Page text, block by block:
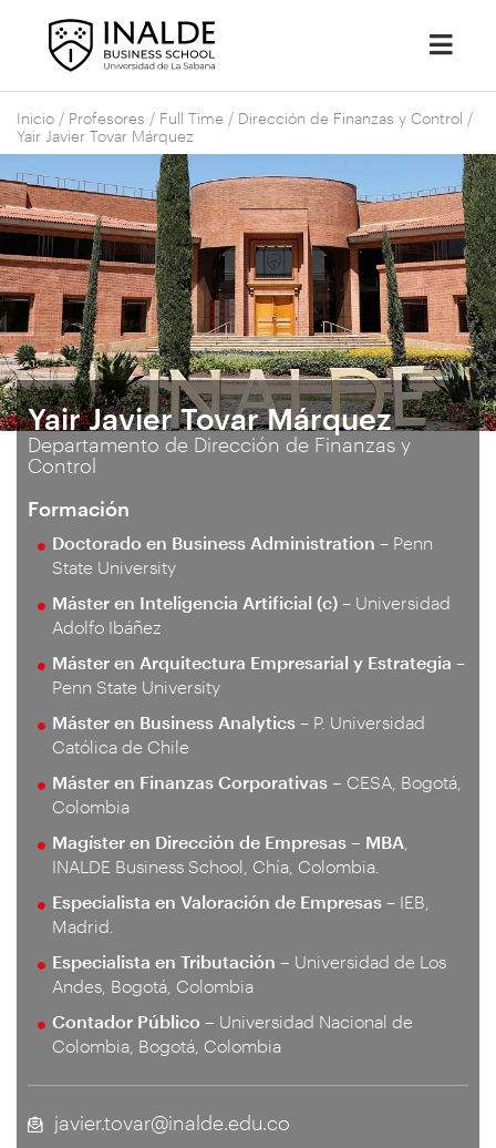
Inicio / Profesores / Full Time / Dirección de Finanzas y Control /
Yair Javier Tovar Márquez
Yair Javier Tovar Márquez
Departamento de Dirección de Finanzas y
Control
Formación
Doctorado en Business Administration – Penn
State University
Máster en Inteligencia Artificial (c) – Universidad
Adolfo Ibáñez
Máster en Arquitectura Empresarial y Estrategia –
Penn State University
Máster en Business Analytics – P. Universidad
Católica de Chile
Máster en Finanzas Corporativas – CESA, Bogotá,
Colombia
Magíster en Dirección de Empresas – MBA
INALDE Business School, Chía, Colombia.
Especialista en Valoración de Empresas – IEB,
Madrid.
Especialista en Tributación – Universidad de Los
Andes, Bogotá, Colombia
Contador Público – Universidad Nacional de
Colombia, Bogotá, Colombia
javier.tovar@inalde.edu.co